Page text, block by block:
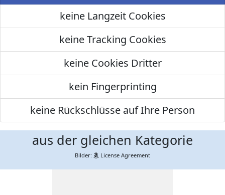
keine Langzeit Cookies
keine Tracking Cookies
keine Cookies Dritter
kein Fingerprinting
keine Rückschlüsse auf Ihre Person
aus der gleichen Kategorie
Bilder: License Agreement